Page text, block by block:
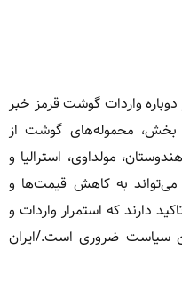
واردات گوشت قرمز خبر
بخش، محموله‌های گوشت از
مولداوی، استرالیا و
می‌تواند به کاهش قیمت‌ها و
دارند که استمرار واردات و
سیاست ضروری است./ایران